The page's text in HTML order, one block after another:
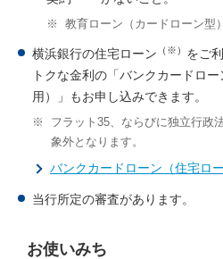
※ 教育ローン（カードローン型
横浜銀行の住宅ローン （※） をご
トクな金利の「バンクカードロ
用）」もお申し込みできます。
※
フラット35、ならびに独立行政
象外となります。
バンクカードローン（住宅ロ
当行所定の審査があります。
お使いみち